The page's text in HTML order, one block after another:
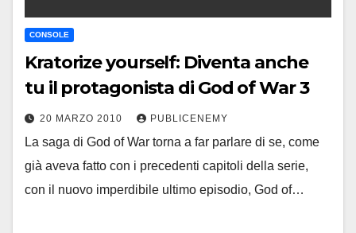
CONSOLE
Kratorize yourself: Diventa anche
tu il protagonista di God of War 3
20 MARZO 2010 PUBLICENEMY
La saga di God of War torna a far parlare di se, come
già aveva fatto con i precedenti capitoli della serie,
con il nuovo imperdibile ultimo episodio, God of…